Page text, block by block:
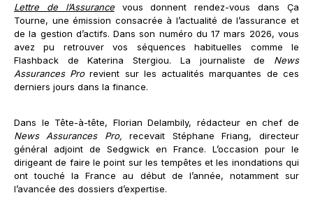
Lettre de l’Assurancevous donnent rendez-vous dans Ça
Tourne, une émission consacrée à l’actualité de l’assurance et
de la gestion d’actifs. Dans son numéro du 17 mars 2026, vous
avez pu retrouver vos séquences habituelles comme le
Flashback de Katerina Stergiou. La journaliste de News
Assurances Prorevient sur les actualités marquantes de ces
derniers jours dans la finance.
Dans le Tête-à-tête, Florian Delambily, rédacteur en chef de
News Assurances Pro, recevait Stéphane Friang, directeur
général adjoint de Sedgwick en France. L’occasion pour le
dirigeant de faire le point sur les tempêtes et les inondations qui
ont touché la France au début de l’année, notamment sur
l’avancée des dossiers d’expertise.